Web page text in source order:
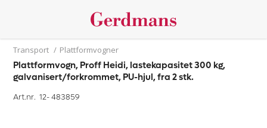
Transport / Plattformvogner
Plattformvogn, Proff Heidi, lastekapasitet 300 kg,
galvanisert/forkrommet, PU-hjul, fra 2 stk.
Art.nr. 12-483859